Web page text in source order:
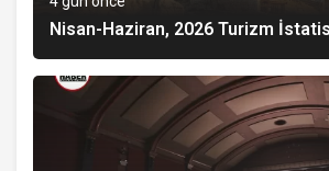
Nisan-Haziran, 2026 Turizm